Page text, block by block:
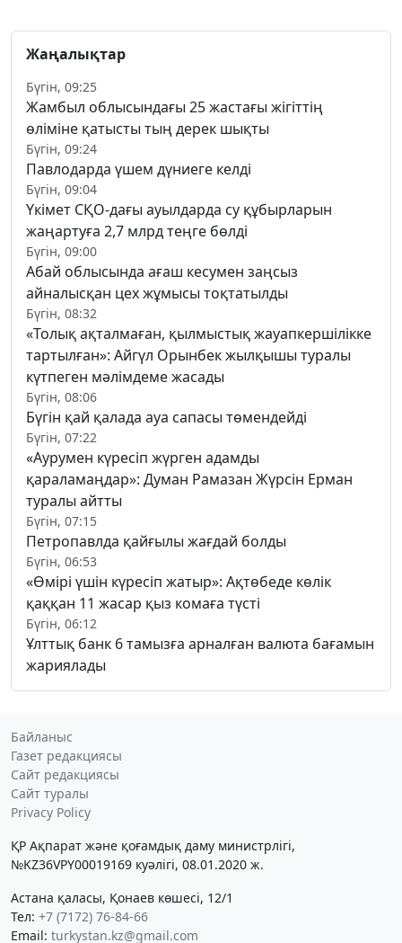
Жаңалықтар
Бүгін, 09:25
Жамбыл облысындағы 25 жастағы жігіттің
өліміне қатысты тың дерек шықты
Бүгін, 09:24
Павлодарда үшем дүниеге келді
Бүгін, 09:04
Үкімет СҚО-дағы ауылдарда су құбырларын
жаңартуға 2,7 млрд теңге бөлді
Бүгін, 09:00
Абай облысында ағаш кесумен заңсыз
айналысқан цех жұмысы тоқтатылды
Бүгін, 08:32
«Толық ақталмаған, қылмыстық жауапкершілікке
тартылған»: Айгүл Орынбек жылқышы туралы
күтпеген мәлімдеме жасады
Бүгін, 08:06
Бүгін қай қалада ауа сапасы төмендейді
Бүгін, 07:22
«Аурумен күресіп жүрген адамды
қараламаңдар»: Думан Рамазан Жүрсін Ерман
туралы айтты
Бүгін, 07:15
Петропавлда қайғылы жағдай болды
Бүгін, 06:53
«Өмірі үшін күресіп жатыр»: Ақтөбеде көлік
қаққан 11 жасар қыз комаға түсті
Бүгін, 06:12
Ұлттық банк 6 тамызға арналған валюта бағамын
жариялады
Байланыс
Газет редакциясы
Сайт редакциясы
Сайт туралы
Privacy Policy
ҚР Ақпарат және қоғамдық даму министрлігі,
№KZ36VPY00019169 куәлігі, 08.01.2020 ж.
Астана қаласы, Қонаев көшесі, 12/1
Тел: +7 (7172) 76-84-66
Email: turkystan.kz@gmail.com